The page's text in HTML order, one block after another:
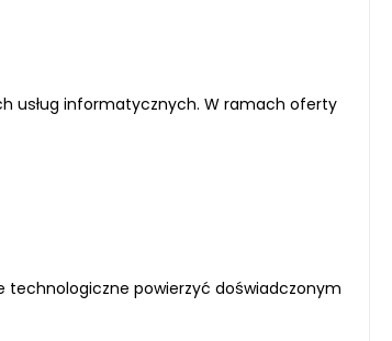
usług informatycznych. W ramach oferty
technologiczne powierzyć doświadczonym